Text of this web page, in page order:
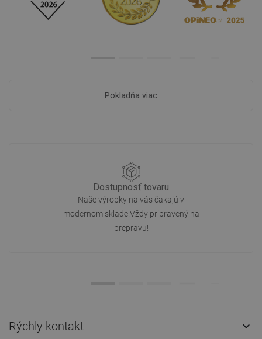
Pokladňa viac
Dostupnosť tovaru
Naše výrobky na vás čakajú v
modernom sklade.Vždy pripravený na
prepravu!
Rýchly kontakt 